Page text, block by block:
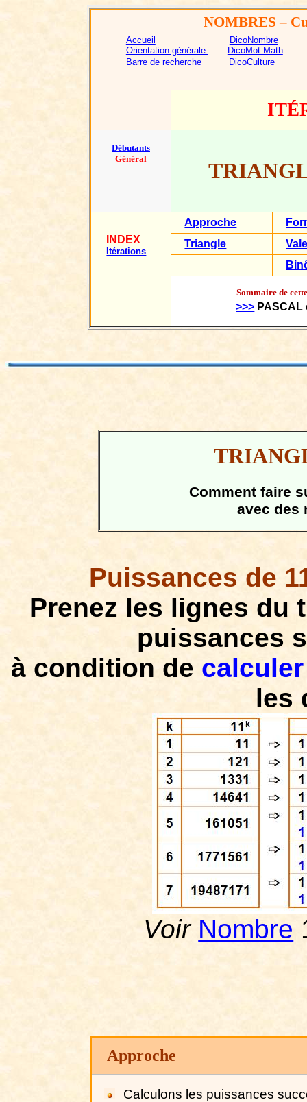
NOMBRES –
Accueil
DicoNombre
Orientation générale
DicoMot Math
Barre de recherche
DicoCulture
Débutants
Général
INDEX
Itérations
Approche
Triangle
Sommaire de
>>>
Comment faire
avec des
Puissances de
Prenez les lignes du
puissances
à condition de calculer
les
Voir Nombre
Approche
Calculons les puissances